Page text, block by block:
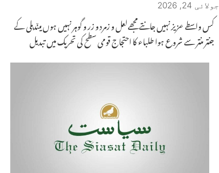
جولائی 24, 2026
کس واسطے عزیز نہیں جانتے مجھےلعل و زمرد و زر و گوہر نہیں ہوں میںدہلی کے
جنتر منتر سے شروع ہوا طلباء کا احتجاج قومی سطح کی تحریک میں تبدیل